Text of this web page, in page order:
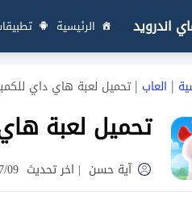
اندرويد الرئيسية
| العاب | تحميل لعبة هاي داي
تحميل لعبة
آية حسن | اخر تحديث 09